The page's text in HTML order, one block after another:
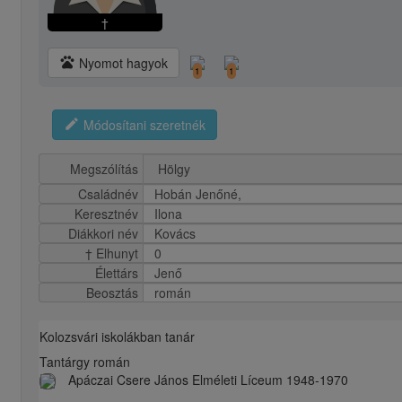
†
pets Nyomot hagyok 1 1
edit Módosítani szeretnék
Megszólítás
Családnév
Hobán Jenőné,
Keresztnév
Ilona
Diákkori név
Kovács
† Elhunyt
0
Élettárs
Jenő
Beosztás
román
Kolozsvári iskolákban tanár
Tantárgy román
Apáczai Csere János Elméleti Líceum 1948-1970